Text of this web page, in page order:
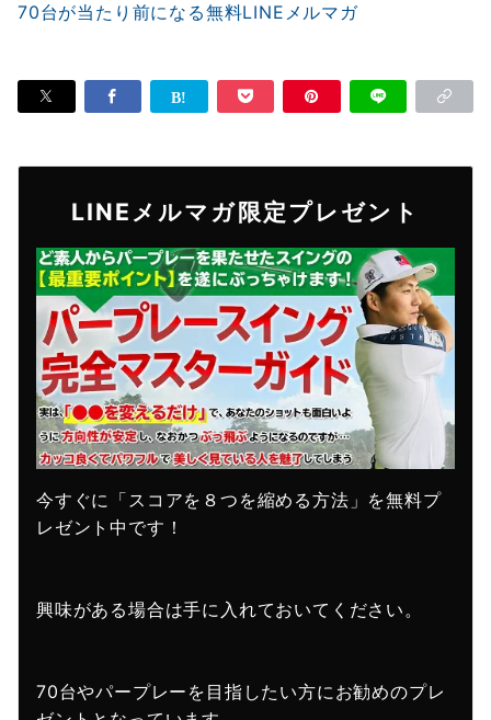
70台が当たり前になる無料LINEメルマガ
LINEメルマガ限定プレゼント
今すぐに「スコアを８つを縮める方法」を無料プ
レゼント中です！
興味がある場合は手に入れておいてください。
70台やパープレーを目指したい方にお勧めのプレ